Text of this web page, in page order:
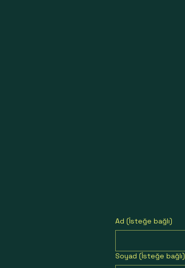
Ad (İsteğe bağlı)
Soyad (İsteğe bağlı)